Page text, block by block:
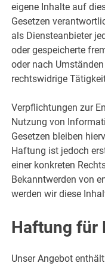
eigene Inhalte auf
Gesetzen
als Diensteanbieter
oder gespeicherte
oder nach
rechtswidrige
Verpflichtungen zur
Nutzung von
Gesetzen bleiben
Haftung ist jedoch
einer konkreten
Bekanntwerden von
werden wir diese
Haftung für
Unser Angebot